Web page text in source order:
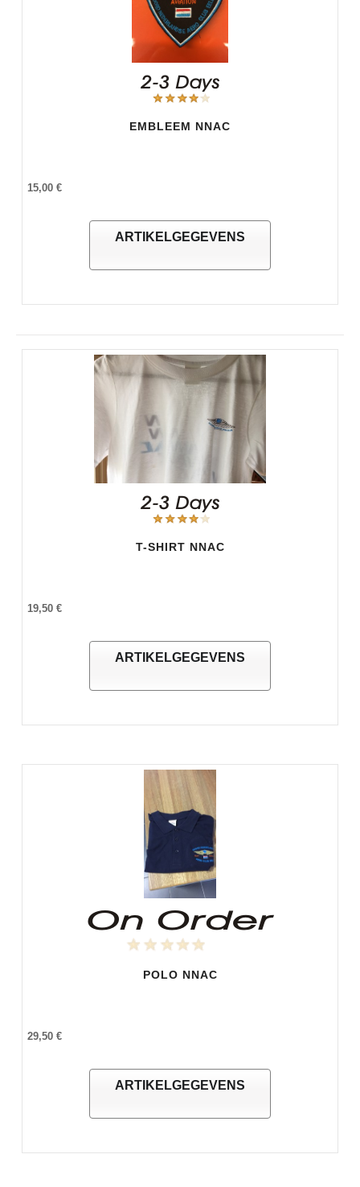
EMBLEEM NNAC
15,00 €
ARTIKELGEGEVENS
T-SHIRT NNAC
19,50 €
ARTIKELGEGEVENS
POLO NNAC
29,50 €
ARTIKELGEGEVENS